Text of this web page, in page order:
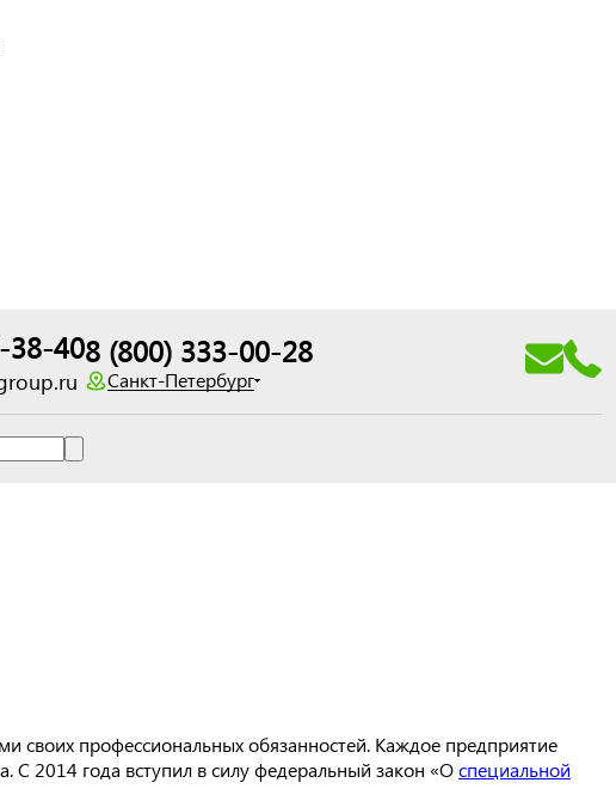
38-408 (800) 333-00-28
Санкт-Петербург
своих профессиональных обязанностей. Каждое предприятие
С 2014 года вступил в силу федеральный закон «Оспециальной